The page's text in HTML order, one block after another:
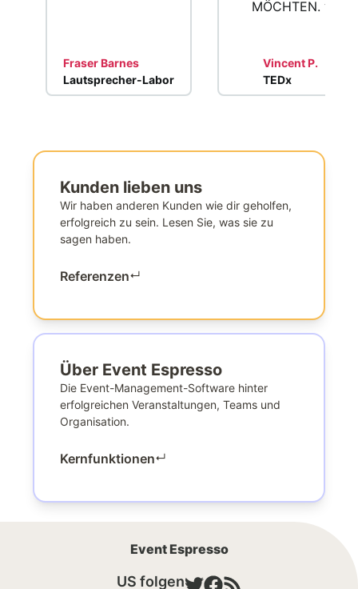
Fraser Barnes
Lautsprecher-Labor
MÖCHTEN. ”
Vincent P.
TEDx
Kunden lieben uns
Wir haben anderen Kunden wie dir geholfen,
erfolgreich zu sein. Lesen Sie, was sie zu
sagen haben.
Referenzen↵
Über Event Espresso
Die Event-Management-Software hinter
erfolgreichen Veranstaltungen, Teams und
Organisation.
Kernfunktionen↵
Event Espresso
US folgen